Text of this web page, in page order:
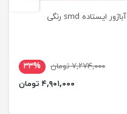
آباژور ایستاده smd رنگی
۷,۲۷۴,۰۰۰ تومان
۳۳%
۴,۹۰۱,۰۰۰ تومان